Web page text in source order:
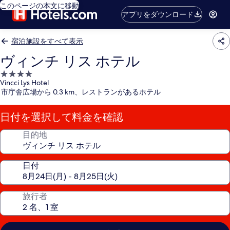
このページの本文に移動
アプリをダウンロード
宿泊施設をすべて表示
ヴィンチ リス ホテル
4.0
つ
星
宿
泊
施
Vincci Lys Hotel
市庁舎広場から 0.3 km、レストランがあるホテル
日付を選択して料金を確認
目的地
日付
旅行者